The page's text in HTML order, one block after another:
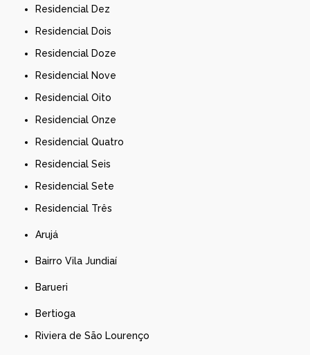
Residencial Dez
Residencial Dois
Residencial Doze
Residencial Nove
Residencial Oito
Residencial Onze
Residencial Quatro
Residencial Seis
Residencial Sete
Residencial Três
Arujá
Bairro Vila Jundiaí
Barueri
Bertioga
Riviera de São Lourenço